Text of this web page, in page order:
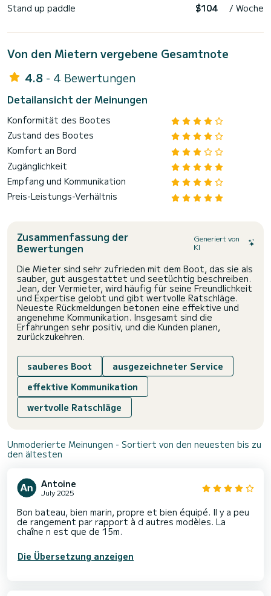
Stand up paddle $104 / Woche
Von den Mietern vergebene Gesamtnote
4.8 - 4 Bewertungen
Detailansicht der Meinungen
Konformität des Bootes
Zustand des Bootes
Komfort an Bord
Zugänglichkeit
Empfang und Kommunikation
Preis-Leistungs-Verhältnis
Zusammenfassung der
Bewertungen
Generiert von
KI
Die Mieter sind sehr zufrieden mit dem Boot, das sie als
sauber, gut ausgestattet und seetüchtig beschreiben.
Jean, der Vermieter, wird häufig für seine Freundlichkeit
und Expertise gelobt und gibt wertvolle Ratschläge.
Neueste Rückmeldungen betonen eine effektive und
angenehme Kommunikation. Insgesamt sind die
Erfahrungen sehr positiv, und die Kunden planen,
zurückzukehren.
sauberes Boot
ausgezeichneter Service
effektive Kommunikation
wertvolle Ratschläge
Unmoderierte Meinungen - Sortiert von den neuesten bis zu
den ältesten
Antoine
July 2025
Bon bateau, bien marin, propre et bien équipé. Il y a peu
de rangement par rapport à d autres modèles. La
chaîne n est que de 15m.
Die Übersetzung anzeigen